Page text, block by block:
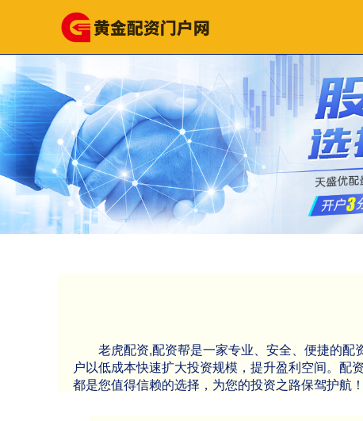
老虎配资,配资帮是一家专业、安全、便捷的
户以低成本快速扩大投资规模，提升盈利空间。
都是您值得信赖的选择，为您的投资之路保驾护航！